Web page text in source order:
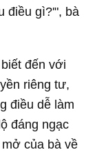
điều gì?'", bà
đến với
riêng tư,
điều dễ làm
đáng ngạc
của bà về